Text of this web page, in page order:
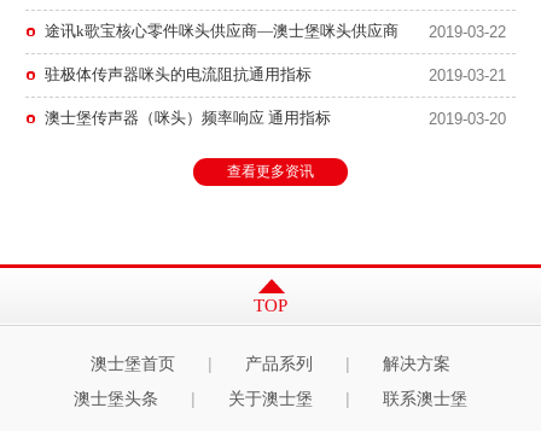
型号：AS-B9745AL70-318A类型：微振动
频率响应：100-8000HZ消耗电流：
6027贴片咪头，耐高温贴片咪芯
型号：AS-B6027AL40-SMD类型：驻极体
6.0×2.7（mm）频率响应：20-16000Hz消
耗电流：450(Max) μA最大声压级：110 dB
贴片咪头优点：微型化、耐高温、SMT兼
和优势。贴片咪头应用：智能手机、TWS
蓝牙耳机、智能手表、智能音箱、平板电
更多产品
2019-03-22
途讯k歌宝核心零件咪头供应商—澳士堡咪头供应商
2019-03-21
驻极体传声器咪头的电流阻抗通用指标
2019-03-20
澳士堡传声器（咪头）频率响应 通用指标
查看更多资讯
TOP
澳士堡首页 | 产品系列 |
解决方案
澳士堡头条
| 关于澳士堡 | 联系澳士堡